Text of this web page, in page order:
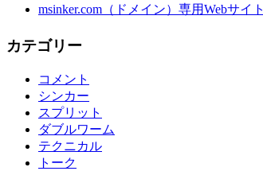
msinker.com（ドメイン）専用Webサイト
カテゴリー
コメント
シンカー
スプリット
ダブルワーム
テクニカル
トーク